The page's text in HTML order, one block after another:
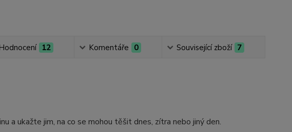
12 Komentáře 0 Související zboží 7
a ukažte jim, na co se mohou těšit dnes, zítra nebo jiný den.